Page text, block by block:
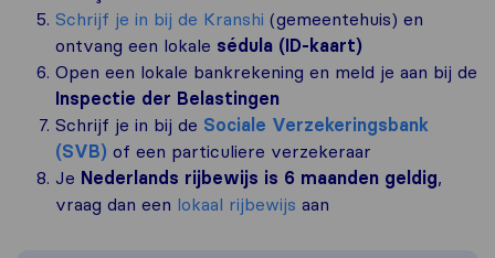
Schrijf je in bij de Kranshi (gemeentehuis) en
ontvang een lokale sédula (ID-kaart)
Open een lokale bankrekening en meld je aan bij de
Inspectie der Belastingen
Schrijf je in bij de Sociale Verzekeringsbank
(SVB) of een particuliere verzekeraar
Je Nederlands rijbewijs is 6 maanden geldig,
vraag dan een lokaal rijbewijs aan